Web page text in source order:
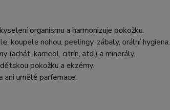
organismu a harmonizuje pokožku.
koupele nohou, peelingy, zábaly, orální hygiena.
(achát, karneol, citrín, atd.) a minerály.
pokožku a ekzémy.
ani umělé parfemace.